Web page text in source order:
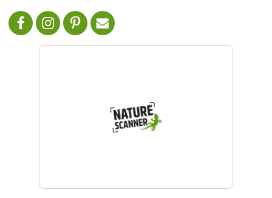
NATURESCANNER OP FACEBOOK
NATURESCANNER OP INSTAGRAM
NATURESCANNER OP PINTEREST
NATURESCANNER NIEUWSBRIEF